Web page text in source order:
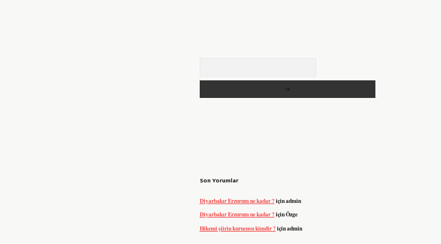
Son Yorumlar
Diyarbakır Erzurum ne kadar ?içinadmin
Diyarbakır Erzurum ne kadar ?içinÖzge
Hikemi şiirin kurucusu kimdir ?içinadmin